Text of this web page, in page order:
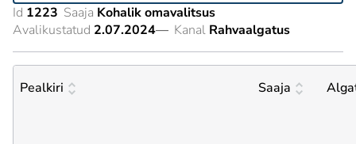
Id 1223 Saaja Kohalik omavalitsus
Avalikustatud 2.07.2024— Kanal Rahvaalgatus
Pealkiri Saaja